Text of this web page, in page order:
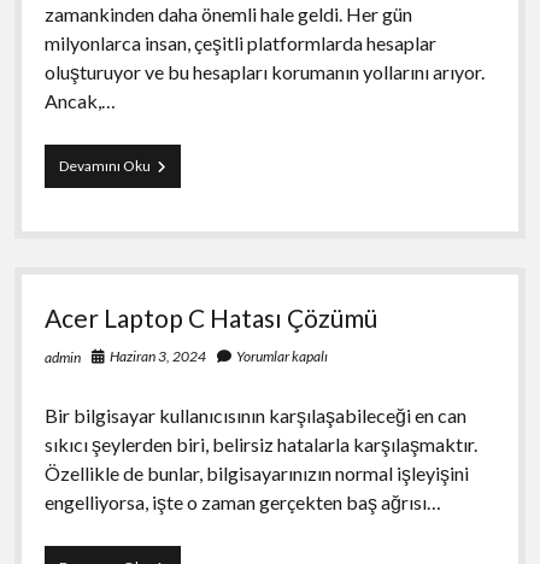
zamankinden daha önemli hale geldi. Her gün
milyonlarca insan, çeşitli platformlarda hesaplar
oluşturuyor ve bu hesapları korumanın yollarını arıyor.
Ancak,…
Devamını OkuSMS
Onay
Veri
ve
Koruma
Stratejileri
Acer Laptop C Hatası Çözümü
admin Haziran 3, 2024 Yorumlar kapalı
Bir bilgisayar kullanıcısının karşılaşabileceği en can
sıkıcı şeylerden biri, belirsiz hatalarla karşılaşmaktır.
Özellikle de bunlar, bilgisayarınızın normal işleyişini
engelliyorsa, işte o zaman gerçekten baş ağrısı…